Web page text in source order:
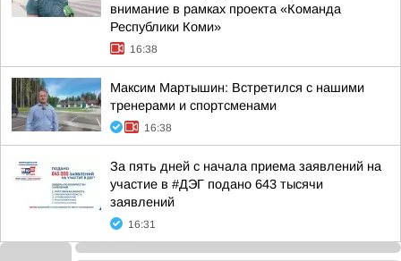
внимание в рамках проекта «Команда
Республики Коми»
16:38
Максим Мартышин: Встретился с нашими
тренерами и спортсменами
16:38
За пять дней с начала приема заявлений на
участие в #ДЭГ подано 643 тысячи
заявлений
16:31